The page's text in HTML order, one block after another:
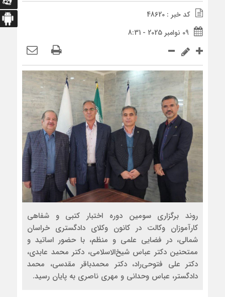
کد خبر : 48620
09 نوامبر 2025 - 8:31
روند برگزاری سومین دوره اختبار کتبی و شفاهی
کارآموزان وکالت در کانون وکلای دادگستری خراسان
شمالی، در فضایی علمی و منظم، با حضور اساتید و
ممتحنین دکتر عباس شیخ‌الاسلامی، دکتر محمد عابدی،
دکتر علی فتوحی‌راد، دکتر محمدباقر مقدسی، محمد
دادگستر، عباس وحدانی و مهری ناصری به پایان رسید.